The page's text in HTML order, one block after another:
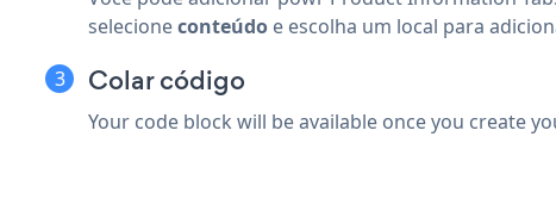
selecioneconteúdo e escolha um local para
Colar código
Your code block will be available once you create